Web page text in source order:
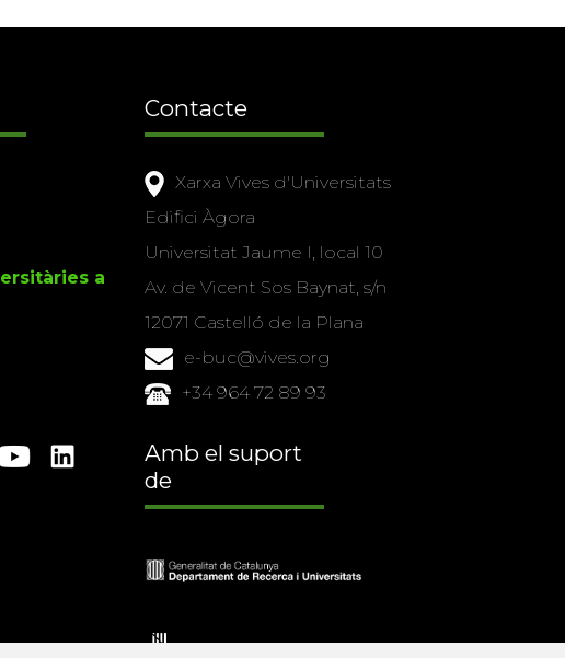
a
Contacte
Xarxa Vives d'Universitats
Edifici Àgora
Universitat Jaume I, local 10
Av. de Vicent Sos Baynat, s/n
12071 Castelló de la Plana
e-buc@vives.org
+34 964 72 89 93
Amb el suport
de